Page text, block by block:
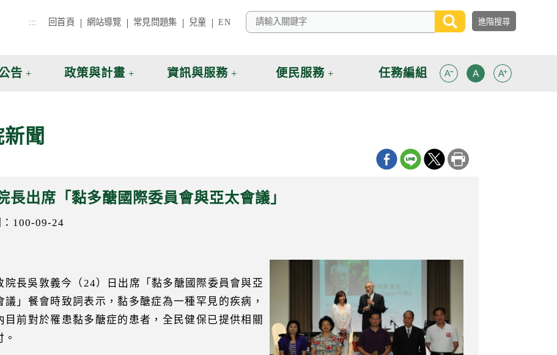
::: 回首頁 網站導覽 常見問題集 兒童 EN
告 政策與計畫 資訊與服務 便民服務 任務編組
聞
長出席「黏多醣國際委員會與亞太會議」
：100-09-24
院長吳敦義今（24）日出席「黏多醣國際委員會與亞
議」餐會時致詞表示，黏多醣症為一種罕見的疾病，
目前對於罹患黏多醣症的患者，全民健保已提供相關
。